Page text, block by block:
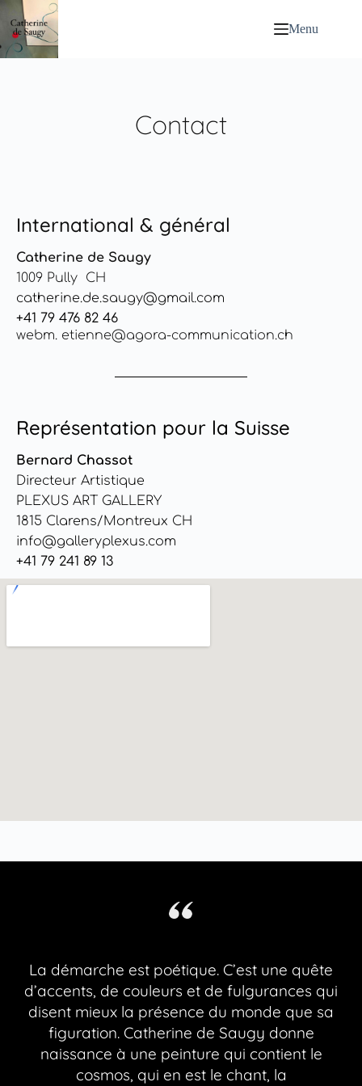
Menu
Contact
International & général
Catherine de Saugy
1009 Pully CH
catherine.de.saugy@gmail.com
+41 79 476 82 46
webm. etienne@agora-communication.ch
Représentation pour la Suisse
Bernard Chassot
Directeur Artistique
PLEXUS ART GALLERY
1815 Clarens/Montreux CH
info@galleryplexus.com
+41 79 241 89 13
La démarche est poétique. C’est une quête
d’accents, de couleurs et de fulgurances qui
disent mieux la présence du monde que sa
figuration. Catherine de Saugy donne
naissance à une peinture qui contient le
cosmos, qui en est le chant, la